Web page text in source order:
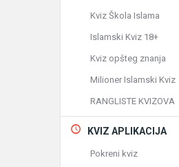
Kviz Škola Islama
Islamski Kviz 18+
Kviz opšteg znanja
Milioner Islamski Kviz
RANGLISTE KVIZOVA
KVIZ APLIKACIJA
Pokreni kviz